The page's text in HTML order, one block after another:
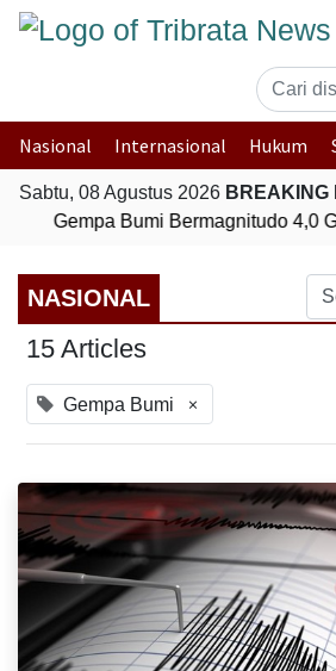
Nasional Internasional Hukum
Sabtu, 08 Agustus 2026 BREAKING
Gempa Bumi Bermagnitudo 4,0
NASIONAL
15 Articles
Gempa Bumi ×